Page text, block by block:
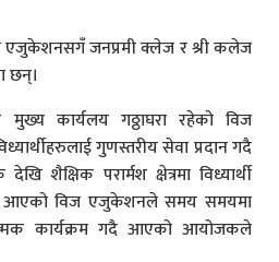
एजुकेशनसगँ जनप्रमी क्लेज र श्री कलेज
छन्।
कार्यलय गठ्ठाघरा रहेको विज
गुणस्तरीय सेवा प्रदान गदै
परार्मश क्षेत्रमा विध्यार्थी
आएको विज एजुकेशनले समय समयमा
कार्यक्रम गदै आएको आयोजकले